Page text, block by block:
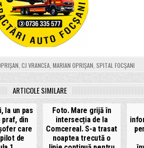
,CJ VRANCEA ,MARIAN OPRIȘAN SPITAL FOCȘANI
ARTICOLE SIMILARE
la un pas
praf, din
care
de
Foto. Mare grijă în
intersecția de la
Comcereal. S-a trasat
noaptea trecută o